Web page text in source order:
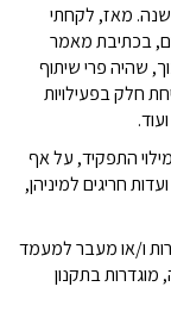
שנה. מאז, לקחתי
בכתיבת מאמר
שהיה פרי שיתוף
חלק בפעילויות
התפקיד, על אף
חריגים למיניהן,
ו/או מעבר למעמד
בתקנון